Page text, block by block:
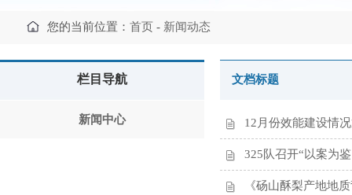
您的当前位置： 首页 - 新闻动态
栏目导航
新闻中心
文档标题
12月份效能建设情
325队召开“以案为
《砀山酥梨产地地